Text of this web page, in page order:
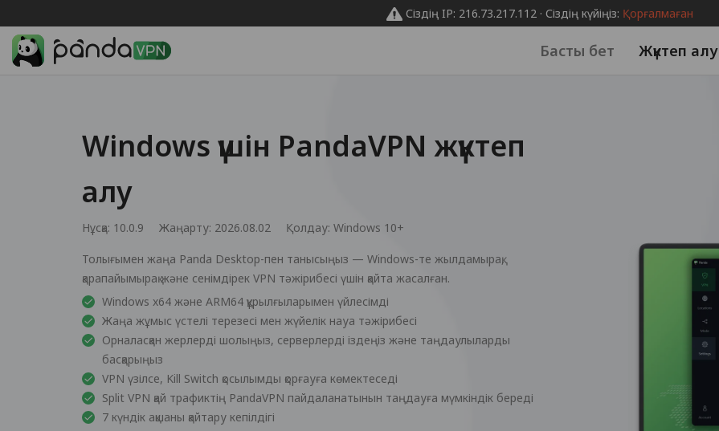
Сіздің IP: 216.73.217.112 · Сіздің күйіңіз: Қорғалмаған
Басты бет Жүктеп алу
Windows үшін PandaVPN жүктеп
алу
Нұсқа: 10.0.9 Жаңарту: 2026.08.02 Қолдау: Windows 10+
Толығымен жаңа Panda Desktop-пен танысыңыз — Windows-те жылдамырақ,
қарапайымырақ және сенімдірек VPN тәжірибесі үшін қайта жасалған.
Windows x64 және ARM64 құрылғыларымен үйлесімді
Жаңа жұмыс үстелі терезесі мен жүйелік науа тәжірибесі
Орналасқан жерлерді шолыңыз, серверлерді іздеңіз және таңдаулыларды
басқарыңыз
VPN үзілсе, Kill Switch қосылымды қорғауға көмектеседі
Split VPN қай трафиктің PandaVPN пайдаланатынын таңдауға мүмкіндік береді
7 күндік ақшаны қайтару кепілдігі